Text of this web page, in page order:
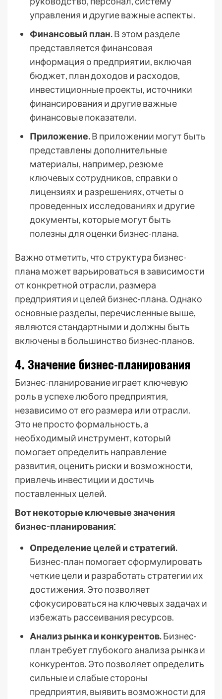
управления и другие важные аспекты.
Финансовый план.В этом разделе
представляется финансовая
информация о предприятии, включая
бюджет, план доходов и расходов,
инвестиционные проекты, источники
финансирования и другие важные
финансовые показатели.
Приложение.В приложении могут быть
представлены дополнительные
материалы, например, резюме
ключевых сотрудников, справки о
лицензиях и разрешениях, отчеты о
проведенных исследованиях и другие
документы, которые могут быть
полезны для оценки бизнес-плана.
Важно отметить, что структура бизнес-
плана может варьироваться в зависимости
от конкретной отрасли, размера
предприятия и целей бизнес-плана. Однако
основные разделы, перечисленные выше,
являются стандартными и должны быть
включены в большинство бизнес-планов.
4. Значение бизнес-планирования
Бизнес-планирование играет ключевую
роль в успехе любого предприятия,
независимо от его размера или отрасли.
Это не просто формальность, а
необходимый инструмент, который
помогает определить направление
развития, оценить риски и возможности,
привлечь инвестиции и достичь
поставленных целей.
Вот некоторые ключевые значения
бизнес-планирования⁚
Определение целей и стратегий.
Бизнес-план помогает сформулировать
четкие цели и разработать стратегии их
достижения. Это позволяет
сфокусироваться на ключевых задачах и
избежать рассеивания ресурсов.
Анализ рынка и конкурентов.Бизнес-
план требует глубокого анализа рынка и
конкурентов. Это позволяет определить
сильные и слабые стороны
предприятия, выявить возможности для